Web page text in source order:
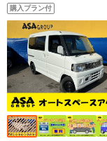
購入プラン付